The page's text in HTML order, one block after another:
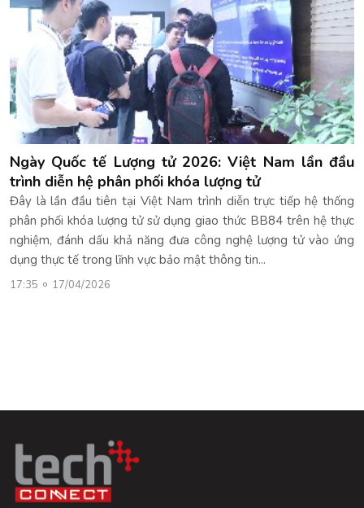
Ngày Quốc tế Lượng tử 2026: Việt Nam lần đầu
trình diễn hệ phân phối khóa lượng tử
Đây là lần đầu tiên tại Việt Nam trình diễn trực tiếp hệ thống
phân phối khóa lượng tử sử dụng giao thức BB84 trên hệ thực
nghiệm, đánh dấu khả năng đưa công nghệ lượng tử vào ứng
dụng thực tế trong lĩnh vực bảo mật thông tin...
17:35 17/04/2026